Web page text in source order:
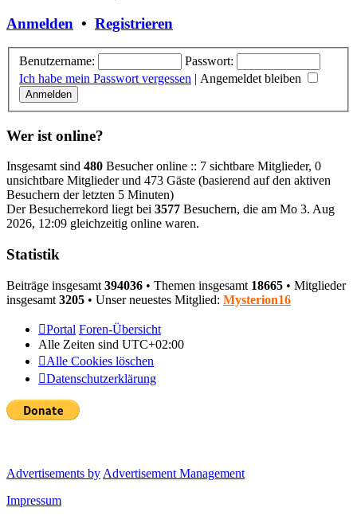
Anmelden • Registrieren
Benutzername:
Passwort:
Ich habe mein Passwort vergessen | Angemeldet bleiben
Wer ist online?
Insgesamt sind 480 Besucher online :: 7 sichtbare Mitglieder, 0
unsichtbare Mitglieder und 473 Gäste (basierend auf den aktiven
Besuchern der letzten 5 Minuten)
Der Besucherrekord liegt bei 3577 Besuchern, die am Mo 3. Aug
2026, 12:09 gleichzeitig online waren.
Statistik
Beiträge insgesamt 394036 • Themen insgesamt 18665 • Mitglieder
insgesamt 3205 • Unser neuestes Mitglied: Mysterion16
Portal Foren-Übersicht
Alle Zeiten sind UTC+02:00
Alle Cookies löschen
Datenschutzerklärung
Advertisements by Advertisement Management
Impressum